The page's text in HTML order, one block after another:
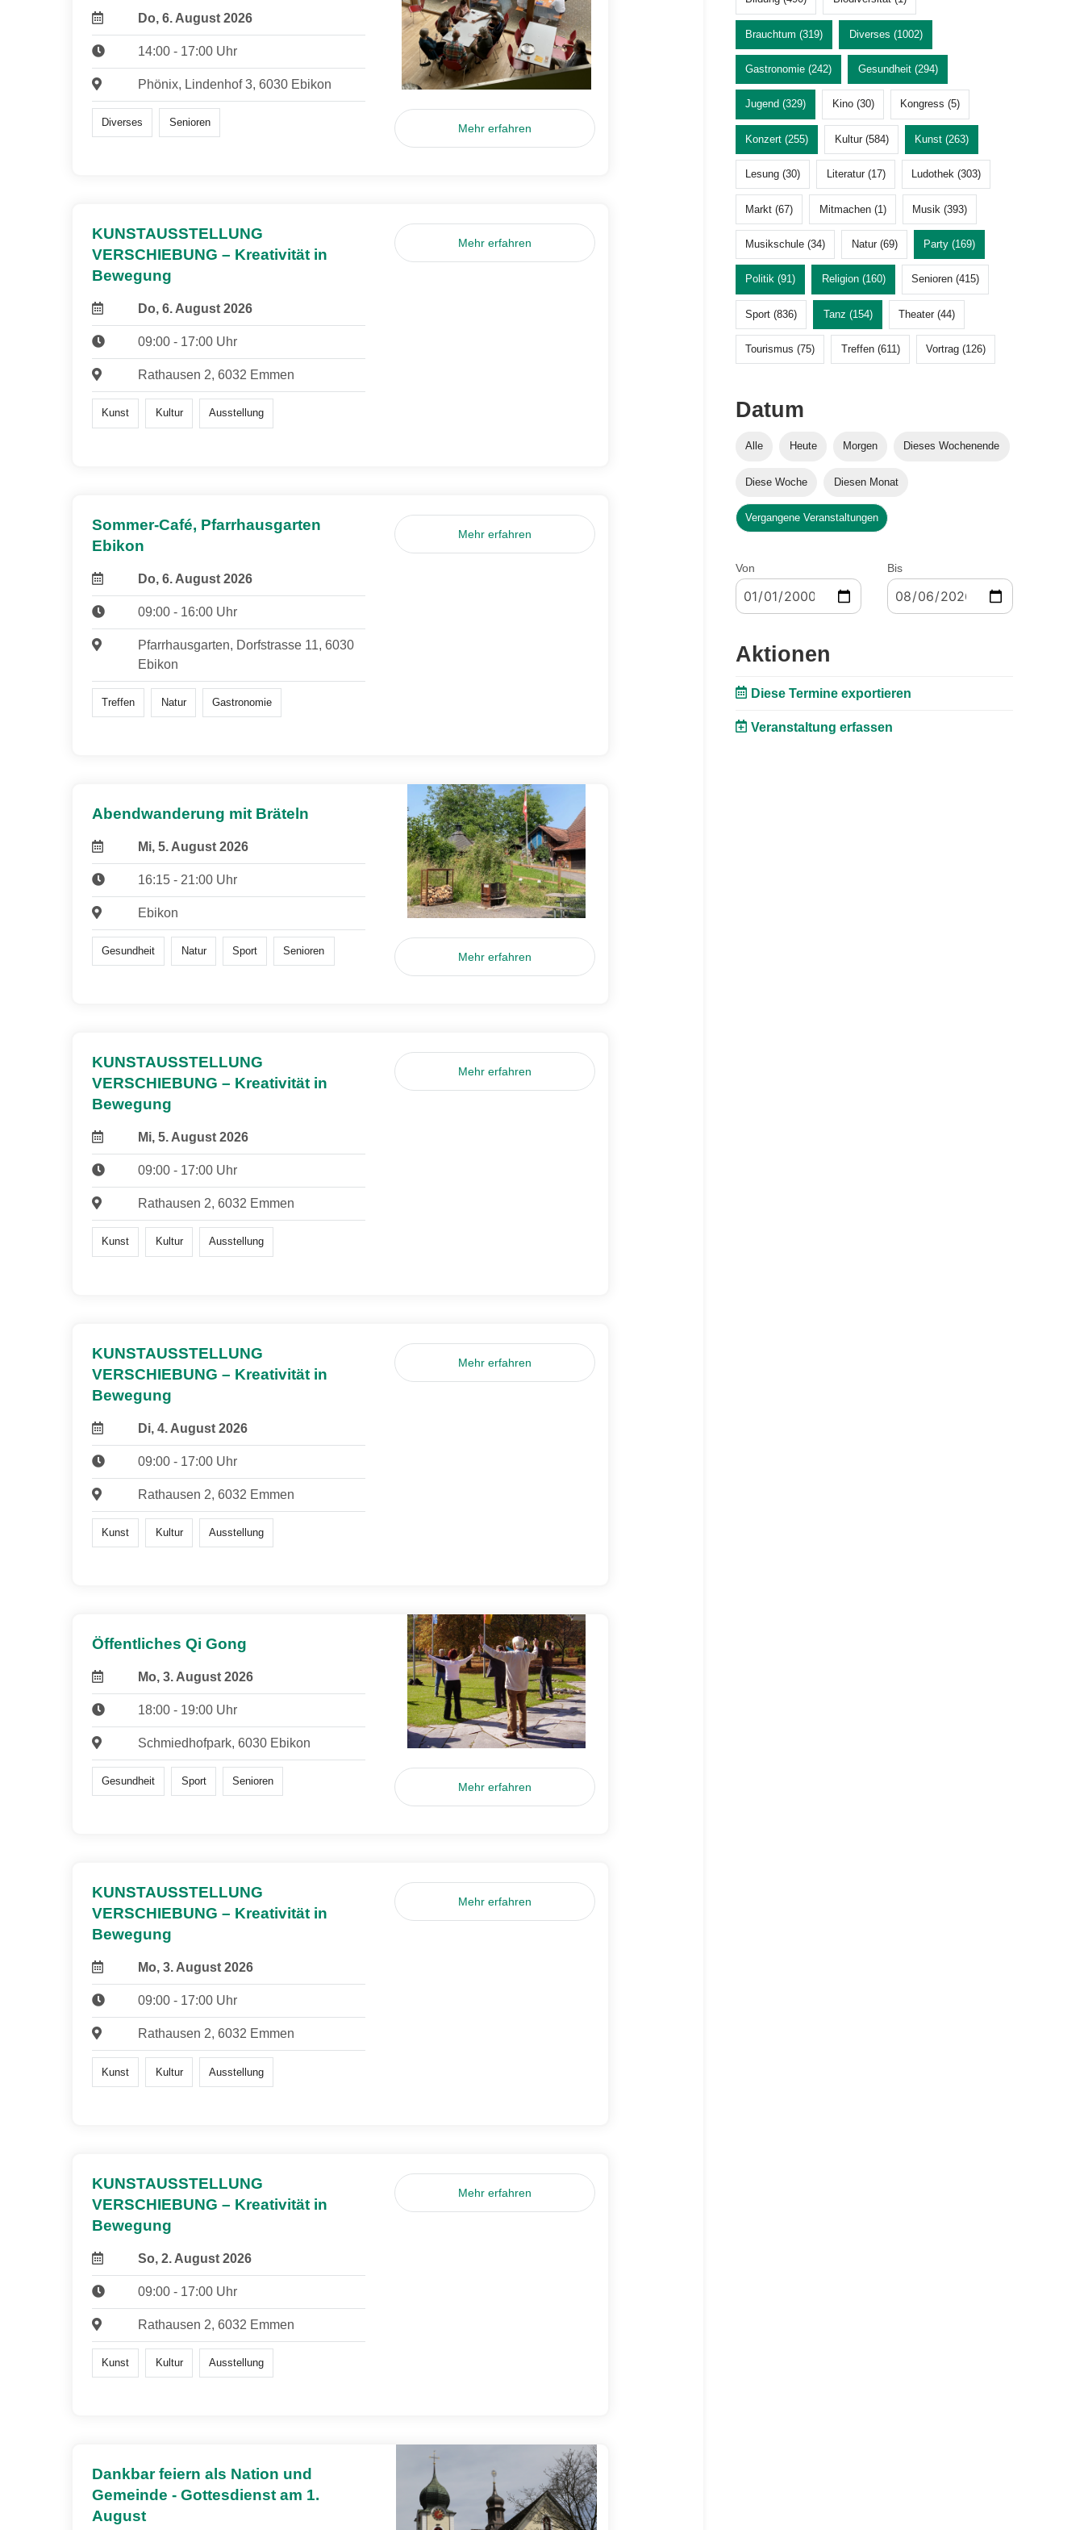
Do, 6. August 2026
14:00 - 17:00 Uhr
Phönix, Lindenhof 3, 6030 Ebikon
Diverses Senioren Mehr erfahren
KUNSTAUSSTELLUNG
VERSCHIEBUNG – Kreativität in
Bewegung
Do, 6. August 2026
09:00 - 17:00 Uhr
Rathausen 2, 6032 Emmen
Kunst Kultur Ausstellung
Mehr erfahren
Sommer-Café, Pfarrhausgarten
Ebikon
Do, 6. August 2026
09:00 - 16:00 Uhr
Pfarrhausgarten, Dorfstrasse 11, 6030
Ebikon
Treffen Natur Gastronomie
Mehr erfahren
Abendwanderung mit Bräteln
Mi, 5. August 2026
16:15 - 21:00 Uhr
Ebikon
Gesundheit Natur Sport Senioren Mehr erfahren
KUNSTAUSSTELLUNG
VERSCHIEBUNG – Kreativität in
Bewegung
Mi, 5. August 2026
09:00 - 17:00 Uhr
Rathausen 2, 6032 Emmen
Kunst Kultur Ausstellung
Mehr erfahren
KUNSTAUSSTELLUNG
VERSCHIEBUNG – Kreativität in
Bewegung
Di, 4. August 2026
09:00 - 17:00 Uhr
Rathausen 2, 6032 Emmen
Kunst Kultur Ausstellung
Mehr erfahren
Öffentliches Qi Gong
Mo, 3. August 2026
18:00 - 19:00 Uhr
Schmiedhofpark, 6030 Ebikon
Gesundheit Sport Senioren Mehr erfahren
KUNSTAUSSTELLUNG
VERSCHIEBUNG – Kreativität in
Bewegung
Mo, 3. August 2026
09:00 - 17:00 Uhr
Rathausen 2, 6032 Emmen
Kunst Kultur Ausstellung
Mehr erfahren
KUNSTAUSSTELLUNG
VERSCHIEBUNG – Kreativität in
Bewegung
So, 2. August 2026
09:00 - 17:00 Uhr
Rathausen 2, 6032 Emmen
Kunst Kultur Ausstellung
Mehr erfahren
Dankbar feiern als Nation und
Gemeinde - Gottesdienst am 1.
August
Brauchtum (319) Diverses (1002)
Gastronomie (242) Gesundheit (294)
Jugend (329) Kino (30) Kongress (5)
Konzert (255) Kultur (584) Kunst (263)
Lesung (30) Literatur (17) Ludothek (303)
Markt (67) Mitmachen (1) Musik (393)
Musikschule (34) Natur (69) Party (169)
Politik (91) Religion (160) Senioren (415)
Sport (836) Tanz (154) Theater (44)
Tourismus (75) Treffen (611) Vortrag (126)
Datum
Alle Heute Morgen Dieses Wochenende
Diese Woche Diesen Monat
Vergangene Veranstaltungen
Von Bis
Aktionen
Diese Termine exportieren
Veranstaltung erfassen